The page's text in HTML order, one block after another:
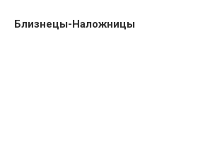
Близнецы-Наложницы